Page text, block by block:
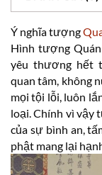
Ý nghĩa tượng
Hình tượng
yêu thương hết
quan tâm, không
mọi tội lỗi, luôn
loại. Chính vì vậy
của sự bình an,
phật mang lại